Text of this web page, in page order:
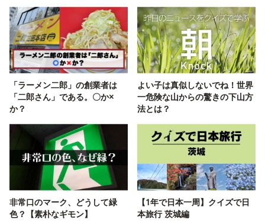
「ラーメン二郎」の創業者は
「二郎さん」である。〇か×
か？
よい子は真似しないでね！世界
一危険な山からの驚きの下山方
法とは？
非常口のマーク、どうして緑
色？【素朴なギモン】
【1年で日本一周】クイズで日
本旅行 茨城編